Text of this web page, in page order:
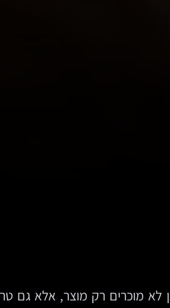
מוכרים רק מוצר, אלא גם